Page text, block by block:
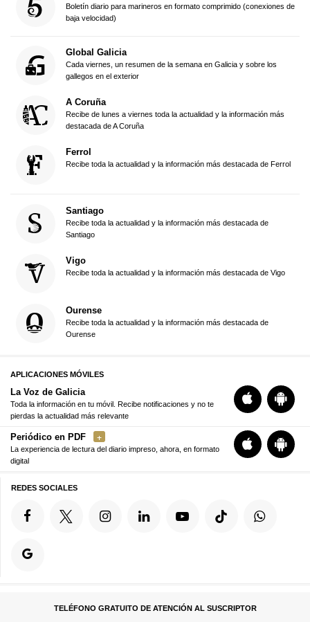
Boletín diario para marineros en formato comprimido (conexiones de
baja velocidad)
Global Galicia
Cada viernes, un resumen de la semana en Galicia y sobre los
gallegos en el exterior
A Coruña
Recibe de lunes a viernes toda la actualidad y la información más
destacada de A Coruña
Ferrol
Recibe toda la actualidad y la información más destacada de Ferrol
Santiago
Recibe toda la actualidad y la información más destacada de
Santiago
Vigo
Recibe toda la actualidad y la información más destacada de Vigo
Ourense
Recibe toda la actualidad y la información más destacada de
Ourense
APLICACIONES MÓVILES
La Voz de Galicia
Toda la información en tu móvil. Recibe notificaciones y no te
pierdas la actualidad más relevante
Periódico en PDF
La experiencia de lectura del diario impreso, ahora, en formato
digital
REDES SOCIALES
TELÉFONO GRATUITO DE ATENCIÓN AL SUSCRIPTOR